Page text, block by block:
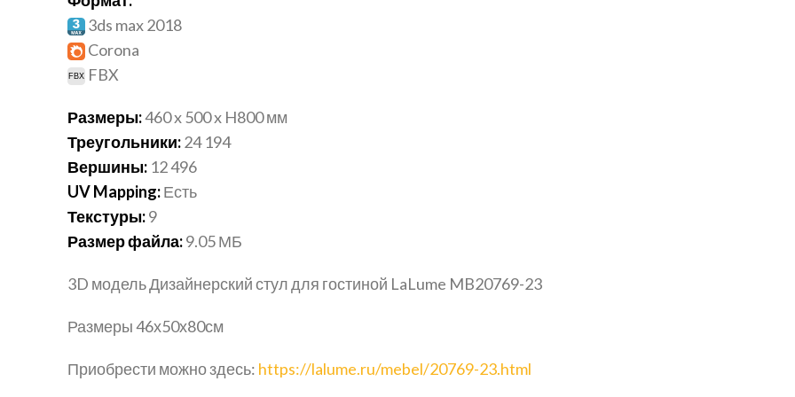
3ds max 2018
Corona
FBX
Размеры:460 x 500 x H800 мм
Треугольники:24 194
Вершины: 12 496
UV Mapping:Есть
Текстуры:9
Размер файла:9.05 МБ
3D модель Дизайнерский стул для гостиной LaLume MB20769-23
Размеры 46х50х80см
Приобрести можно здесь: https://lalume.ru/mebel/20769-23.html